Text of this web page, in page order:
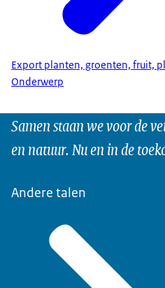
Export planten, groenten, fruit,
Onderwerp
Samen staan we voor de
en natuur. Nu en in de
Andere talen